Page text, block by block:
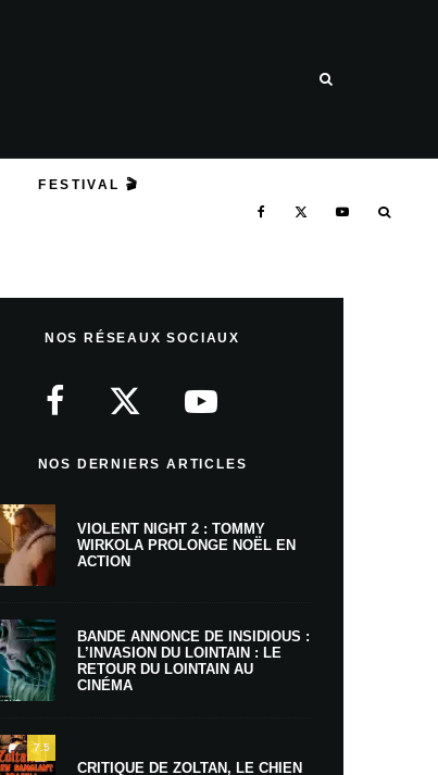
FESTIVAL 🎬
NOS RÉSEAUX SOCIAUX
NOS DERNIERS ARTICLES
VIOLENT NIGHT 2 : TOMMY
WIRKOLA PROLONGE NOËL EN
ACTION
BANDE ANNONCE DE INSIDIOUS :
L’INVASION DU LOINTAIN : LE
RETOUR DU LOINTAIN AU
CINÉMA
7.5
CRITIQUE DE ZOLTAN, LE CHIEN